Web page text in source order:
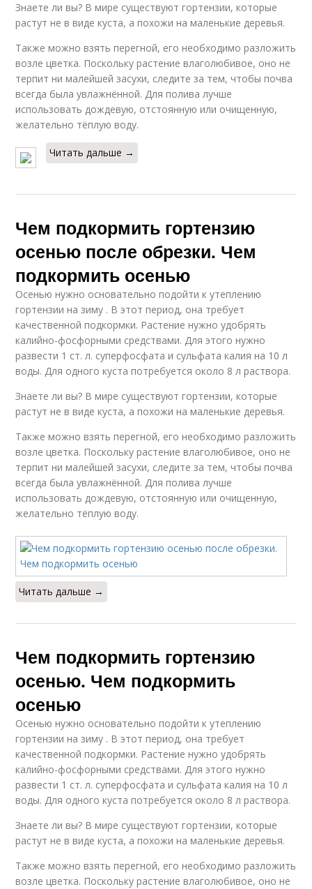
Знаете ли вы? В мире существуют гортензии, которые
растут не в виде куста, а похожи на маленькие деревья.
Также можно взять перегной, его необходимо разложить
возле цветка. Поскольку растение влаголюбивое, оно не
терпит ни малейшей засухи, следите за тем, чтобы почва
всегда была увлажнённой. Для полива лучше
использовать дождевую, отстоянную или очищенную,
желательно тёплую воду.
Читать дальше →
Чем подкормить гортензию
осенью после обрезки. Чем
подкормить осенью
Осенью нужно основательно подойти к утеплению
гортензии на зиму . В этот период, она требует
качественной подкормки. Растение нужно удобрять
калийно-фосфорными средствами. Для этого нужно
развести 1 ст. л. суперфосфата и сульфата калия на 10 л
воды. Для одного куста потребуется около 8 л раствора.
Знаете ли вы? В мире существуют гортензии, которые
растут не в виде куста, а похожи на маленькие деревья.
Также можно взять перегной, его необходимо разложить
возле цветка. Поскольку растение влаголюбивое, оно не
терпит ни малейшей засухи, следите за тем, чтобы почва
всегда была увлажнённой. Для полива лучше
использовать дождевую, отстоянную или очищенную,
желательно тёплую воду.
Читать дальше →
Чем подкормить гортензию
осенью. Чем подкормить
осенью
Осенью нужно основательно подойти к утеплению
гортензии на зиму . В этот период, она требует
качественной подкормки. Растение нужно удобрять
калийно-фосфорными средствами. Для этого нужно
развести 1 ст. л. суперфосфата и сульфата калия на 10 л
воды. Для одного куста потребуется около 8 л раствора.
Знаете ли вы? В мире существуют гортензии, которые
растут не в виде куста, а похожи на маленькие деревья.
Также можно взять перегной, его необходимо разложить
возле цветка. Поскольку растение влаголюбивое, оно не